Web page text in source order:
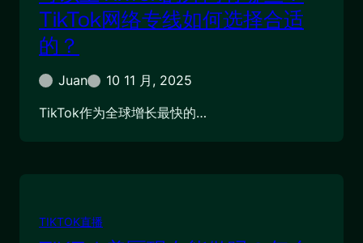
TikTok网络专线如何选择合适
的？
Juan
10 11 月, 2025
TikTok作为全球增长最快的…
TIKTOK直播